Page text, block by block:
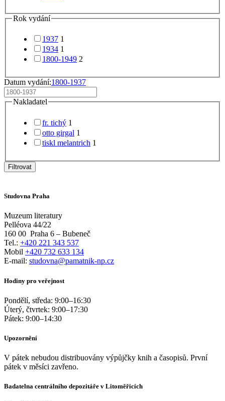
Rok vydání
1937 1
1934 1
1800-1949 2
Datum vydání:1800-1937
Nakladatel
fr. tichý 1
otto girgal 1
tiskl melantrich 1
Filtrovat
Studovna Praha
Muzeum literatury
Pelléova 44/22
160 00 Praha 6 – Bubeneč
Tel.: +420 221 343 537
Mobil +420 732 633 134
E-mail: studovna@pamatnik-np.cz
Hodiny pro veřejnost
Pondělí, středa: 9:00–16:30
Úterý, čtvrtek: 9:00–17:30
Pátek: 9:00–14:30
Upozornění
V pátek nebudou distribuovány výpůjčky knih a časopisů. První
pátek v měsíci zavřeno.
Badatelna centrálního depozitáře v Litoměřicích